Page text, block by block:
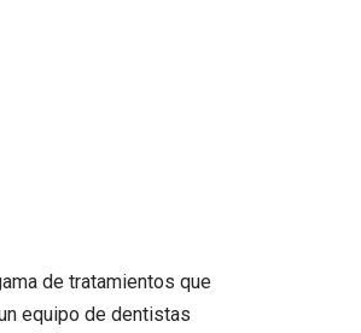
de tratamientos que
equipo de dentistas